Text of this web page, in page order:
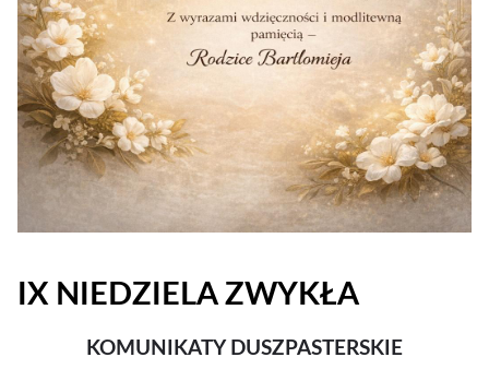
IX NIEDZIELA ZWYKŁA
KOMUNIKATY DUSZPASTERSKIE